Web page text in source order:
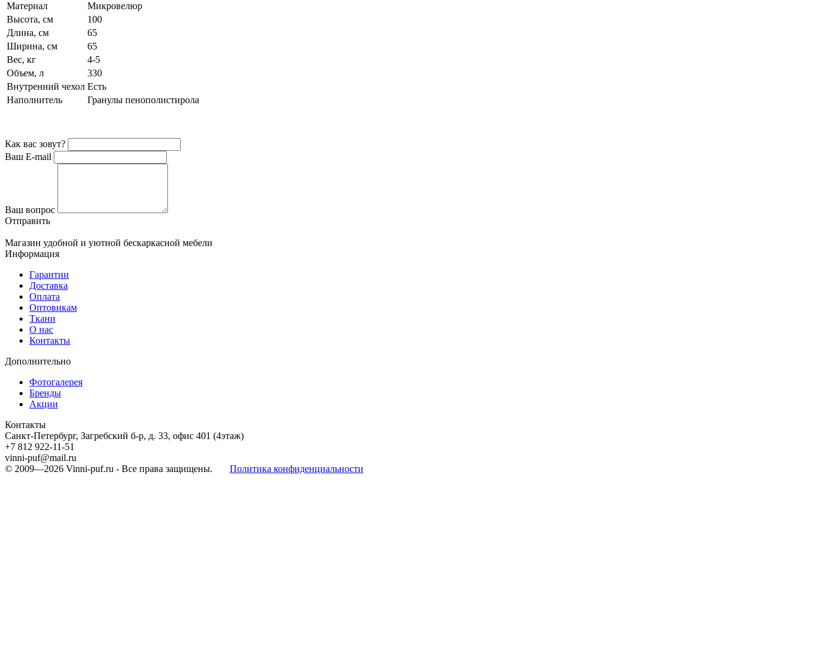
Материал
Микровелюр
Высота, см
100
Длина, см
65
Ширина, см
65
Вес, кг
4-5
Объем, л
330
Внутренний чехол Есть
Наполнитель
Гранулы пенополистирола
Как вас зовут?
Ваш E-mail
Ваш вопрос
Отправить
Магазин удобной и уютной бескаркасной мебели
Информация
Гарантии
Доставка
Оплата
Оптовикам
Ткани
О нас
Контакты
Дополнительно
Фотогалерея
Бренды
Акции
Контакты
Санкт-Петербург, Загребский б-р, д. 33, офис 401 (4этаж)
+7 812 922-11-51
vinni-puf@mail.ru
© 2009—2026 Vinni-puf.ru - Все права защищены. Политика конфиденциальности